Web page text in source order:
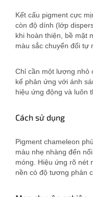
Kết cấu pigment cực
còn độ dính (lớp
khi hoàn thiện, bề mặt
màu sắc chuyển đổi tự
Chỉ cần một lượng nhỏ
kế phản ứng với ánh
hiệu ứng động và luôn
Cách sử dụng
Pigment chameleon
màu nhẹ nhàng đến
móng. Hiệu ứng rõ nét
nền có độ tương phản